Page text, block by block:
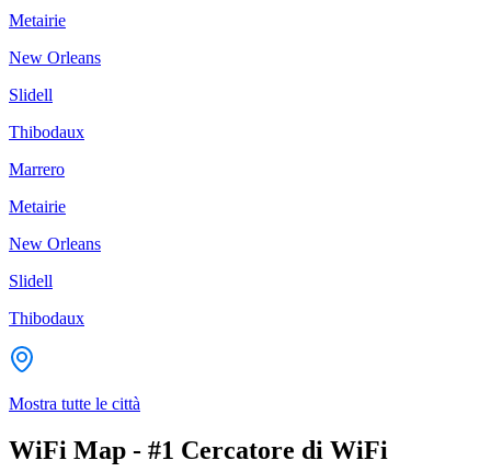
Metairie
New Orleans
Slidell
Thibodaux
Marrero
Metairie
New Orleans
Slidell
Thibodaux
Mostra tutte le città
WiFi Map - #1 Cercatore di WiFi